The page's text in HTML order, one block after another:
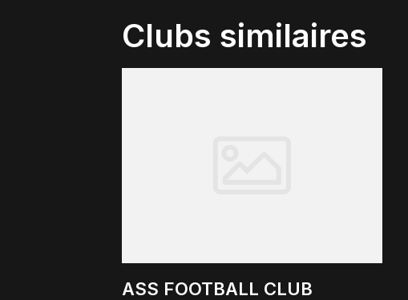
Clubs similaires
ASS FOOTBALL CLUB